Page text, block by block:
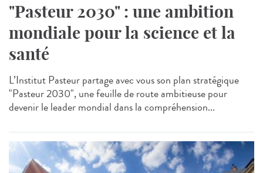
"Pasteur 2030" : une ambition
mondiale pour la science et la
santé
L’Institut Pasteur partage avec vous son plan stratégique
"Pasteur 2030", une feuille de route ambitieuse pour
devenir le leader mondial dans la compréhension...